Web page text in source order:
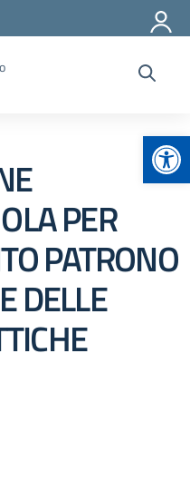
PER
PATRONO
DELLE